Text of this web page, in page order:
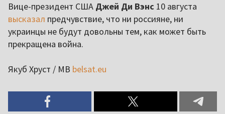
Вице-президент США Джей Ди Вэнс 10 августа
высказал предчувствие, что ни россияне, ни
украинцы не будут довольны тем, как может быть
прекращена война.
Якуб Хруст / MB belsat.eu